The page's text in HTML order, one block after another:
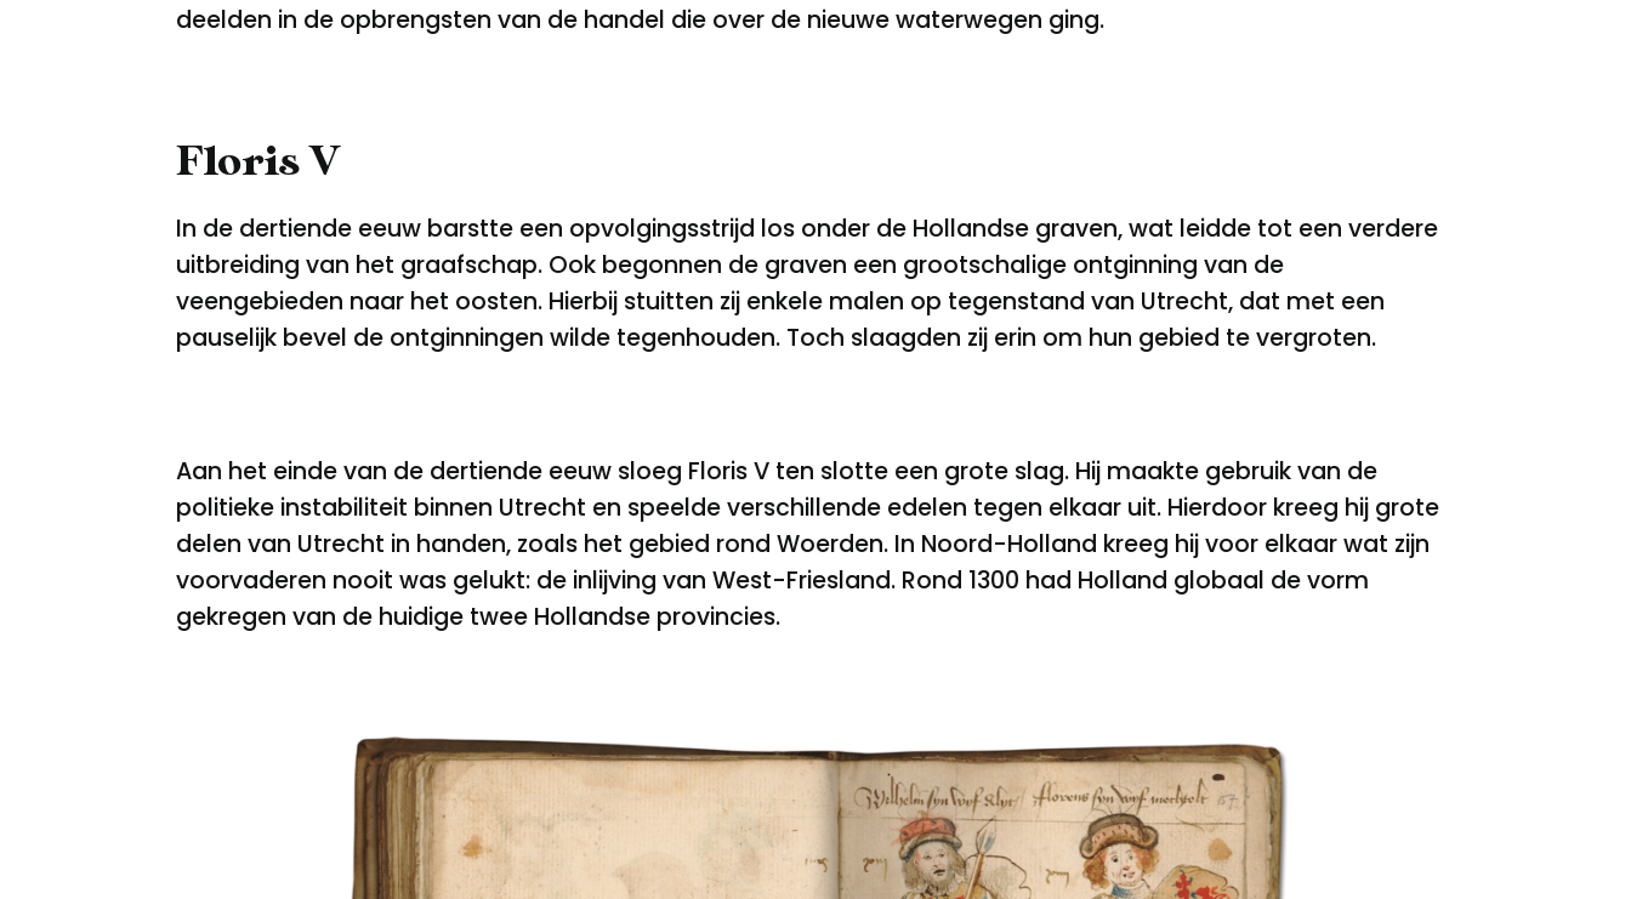
deelden in de opbrengsten van de handel die over de nieuwe waterwegen ging.
Floris V
In de dertiende eeuw barstte een opvolgingsstrijd los onder de Hollandse graven, wat leidde tot een verdere
uitbreiding van het graafschap. Ook begonnen de graven een grootschalige ontginning van de
veengebieden naar het oosten. Hierbij stuitten zij enkele malen op tegenstand van Utrecht, dat met een
pauselijk bevel de ontginningen wilde tegenhouden. Toch slaagden zij erin om hun gebied te vergroten.
Aan het einde van de dertiende eeuw sloeg Floris V ten slotte een grote slag. Hij maakte gebruik van de
politieke instabiliteit binnen Utrecht en speelde verschillende edelen tegen elkaar uit. Hierdoor kreeg hij grote
delen van Utrecht in handen, zoals het gebied rond Woerden. In Noord-Holland kreeg hij voor elkaar wat zijn
voorvaderen nooit was gelukt: de inlijving van West-Friesland. Rond 1300 had Holland globaal de vorm
gekregen van de huidige twee Hollandse provincies.